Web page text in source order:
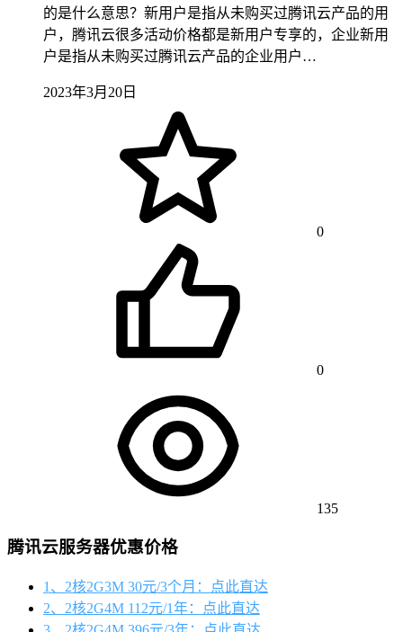
的是什么意思？新用户是指从未购买过腾讯云产品的用
户，腾讯云很多活动价格都是新用户专享的，企业新用
户是指从未购买过腾讯云产品的企业用户…
2023年3月20日
0
0
135
腾讯云服务器优惠价格
1、2核2G3M 30元/3个月：点此直达
2、2核2G4M 112元/1年：点此直达